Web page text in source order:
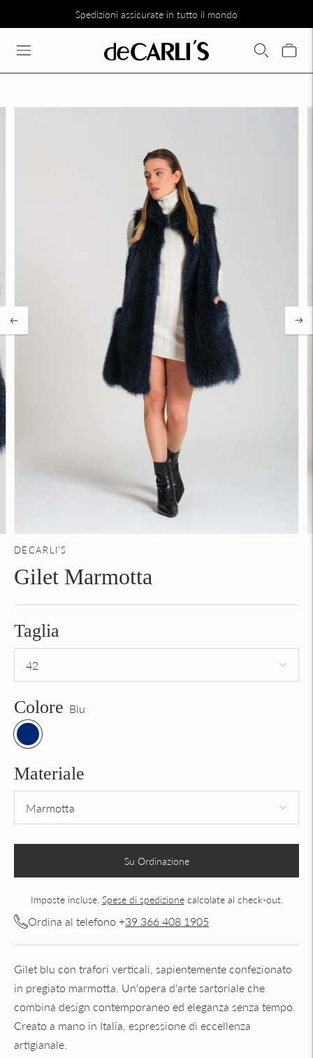
Spedizioni assicurate in tutto il mondo
SCONTO DEL 30% SU TUTTA LA COLLEZIONE DIRETTAMENTE
DECARLI'S
Gilet Marmotta
Taglia
Colore Blu
Materiale
Su Ordinazione
Imposte incluse. Spese di spedizionecalcolate al check-out.
Ordina al telefono +39 366 408 1905
Gilet blu con trafori verticali, sapientemente confezionato
in pregiato marmotta. Un'opera d'arte sartoriale che
combina design contemporaneo ed eleganza senza tempo.
Creato a mano in Italia, espressione di eccellenza
artigianale.